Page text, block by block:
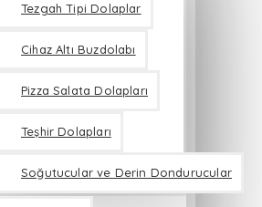
Tezgah Tipi Dolaplar
Cihaz Altı Buzdolabı
Pizza Salata Dolapları
Teşhir Dolapları
Soğutucular ve Derin Dondurucular